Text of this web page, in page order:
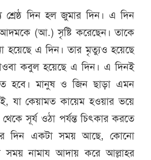
শ্রেষ্ঠ দিন হল জুমার দিন। এ দিন
(আ.) সৃষ্টি করেছেন। তাকে
হয়েছে এ দিন। তার মৃত্যুও হয়েছে
কবুল হয়েছে এ দিন। এ দিনই
হবে। মানুষ ও জিন ছাড়া এমন
যা কেয়ামত কায়েম হওয়ার ভয়ে
সূর্য ওঠা পর্যন্ত চিৎকার করতে
দিন একটা সময় আছে, কোনো
সময় নামায আদায় করে আল্লাহর